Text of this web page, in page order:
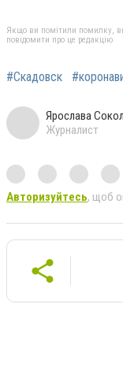
Якщо ви помітили помилку,
повідомити про це редакцію
#Скадовск
Ярослава
Журналист
Авторизуйтесь, щоб